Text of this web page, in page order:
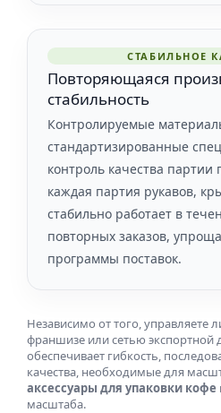
СТАБИЛЬНОЕ
Повторяющаяся
стабильность
Контролируемые
стандартизированные
контроль качества партии
каждая партия рукавов,
стабильно работает в
повторных заказов,
программы поставок.
Независимо от того, управляете
франшизе или сетью экспортной
обеспечивает гибкость,
качества, необходимые для
аксессуары для упаковки кофе
масштаба.